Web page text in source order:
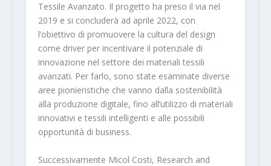
Tessile Avanzato. Il progetto ha preso il via nel
2019 e si concluderà ad aprile 2022, con
l’obiettivo di promuovere la cultura del design
come driver per incentivare il potenziale di
innovazione nel settore dei materiali tessili
avanzati. Per farlo, sono state esaminate diverse
aree pionieristiche che vanno dalla sostenibilità
alla produzione digitale, fino all’utilizzo di materiali
innovativi e tessili intelligenti e alle possibili
opportunità di business.
Successivamente Micol Costi, Research and